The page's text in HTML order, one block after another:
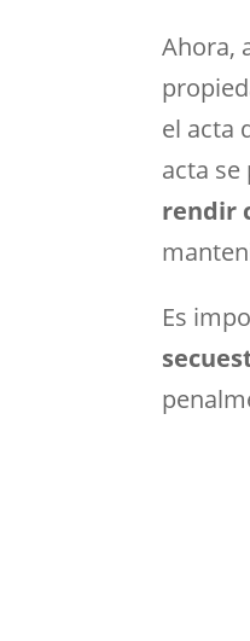
Ahora,
el acta
acta
rendir
Es